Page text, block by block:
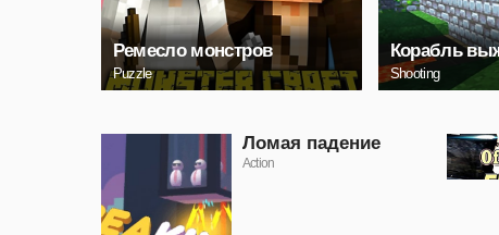
Ремесло монстров
Puzzle
Корабль
Shooting
Ломая падение
Action